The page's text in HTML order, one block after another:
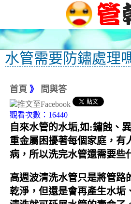
水管需要防鏽處理
首頁 》 問與答
觀看次數：16440
自來水管的水垢,如:鏽蝕、
重金屬困擾著每個家庭，有
病，所以洗完水管還需要些
高週波清洗水管只是將管路
乾淨，但還是會再產生水垢